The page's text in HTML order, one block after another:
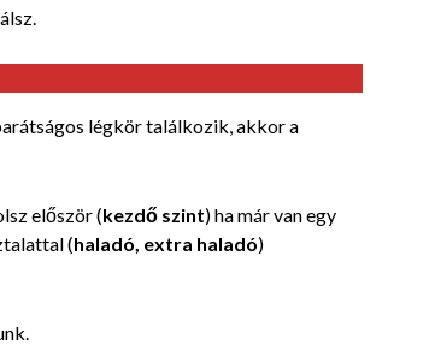
légkör találkozik, akkor a
először (kezdő szint) ha már van egy
(haladó, extra haladó)